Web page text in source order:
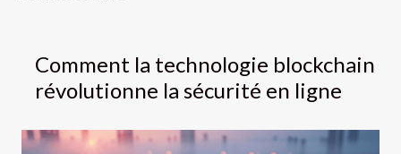
Comment la technologie blockchain
révolutionne la sécurité en ligne